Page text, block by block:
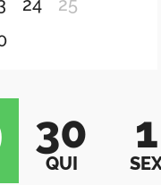
24
25
30
QUI
1